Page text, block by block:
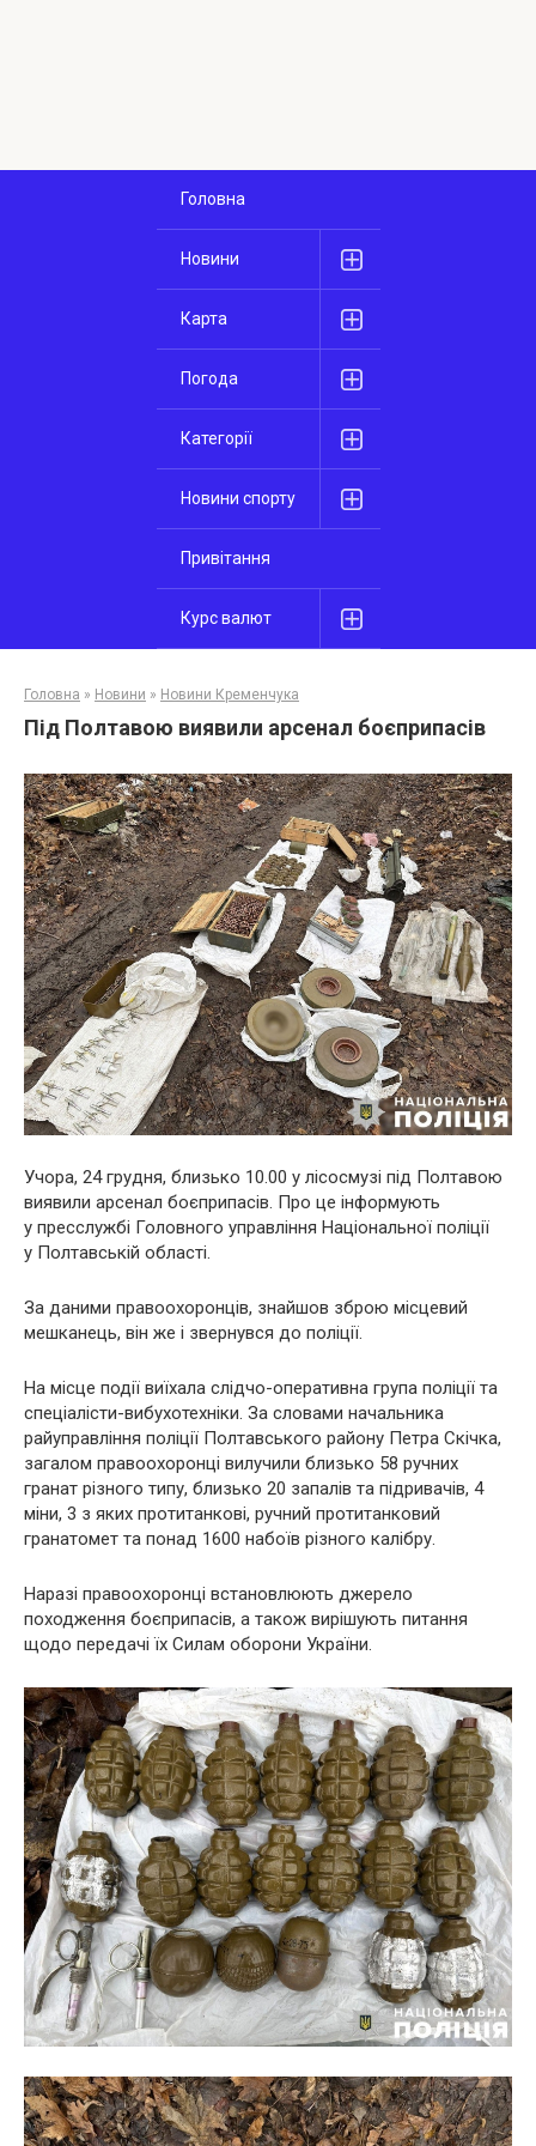
Головна
Новини
Карта
Погода
Категорії
Новини спорту
Привітання
Курс валют
Головна » Новини » Новини Кременчука
Під Полтавою виявили арсенал боєприпасів
Учора, 24 грудня, близько 10.00 у лісосмузі під Полтавою
виявили арсенал боєприпасів. Про це інформують
у пресслужбі Головного управління Національної поліції
у Полтавській області.
За даними правоохоронців, знайшов зброю місцевий
мешканець, він же і звернувся до поліції.
На місце події виїхала слідчо-оперативна група поліції та
спеціалісти-вибухотехніки. За словами начальника
райуправління поліції Полтавського району Петра Скічка,
загалом правоохоронці вилучили близько 58 ручних
гранат різного типу, близько 20 запалів та підривачів, 4
міни, 3 з яких протитанкові, ручний протитанковий
гранатомет та понад 1600 набоїв різного калібру.
Наразі правоохоронці встановлюють джерело
походження боєприпасів, а також вирішують питання
щодо передачі їх Силам оборони України.